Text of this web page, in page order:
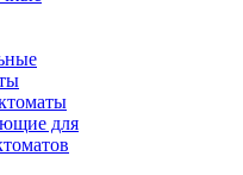
для